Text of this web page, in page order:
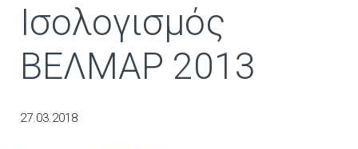
Ισολογισμός
ΒΕΛΜΑΡ 2013
27.03.2018